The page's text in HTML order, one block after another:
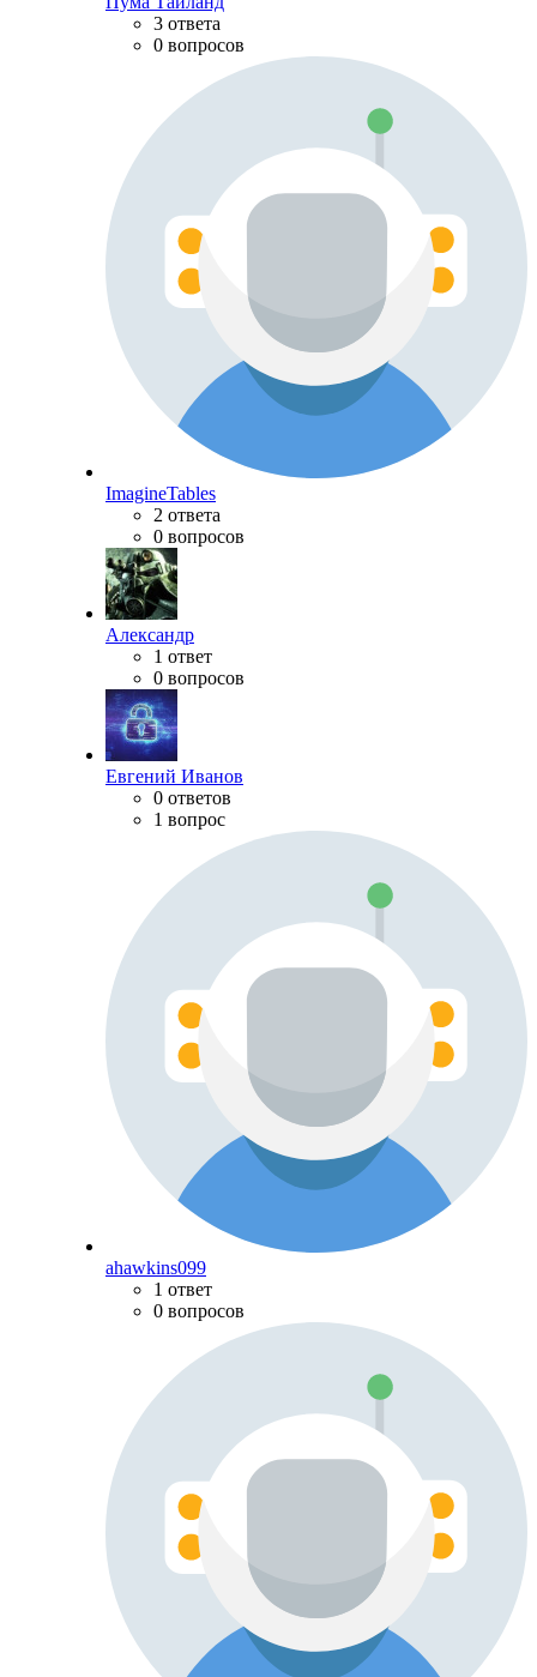
3 ответа
0 вопросов
ImagineTables
2 ответа
0 вопросов
Александр
1 ответ
0 вопросов
Евгений Иванов
0 ответов
1 вопрос
ahawkins099
1 ответ
0 вопросов